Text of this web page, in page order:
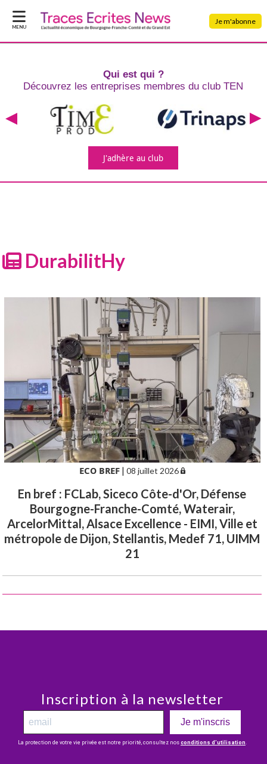
MENU
Je m'abonne
Qui est qui ?
Découvrez les entreprises membres du club TEN
J'adhèreau club
DurabilitHy
ECO BREF| 08 juillet 2026
En bref : FCLab, Siceco Côte-d'Or, Défense
Bourgogne-Franche-Comté, Waterair,
ArcelorMittal, Alsace Excellence - EIMI, Ville et
métropole de Dijon, Stellantis, Medef 71, UIMM
21
Inscription à la newsletter
Je m'inscris
La protection de votre vie privée est notre priorité, consultez nos conditions d’utilisation